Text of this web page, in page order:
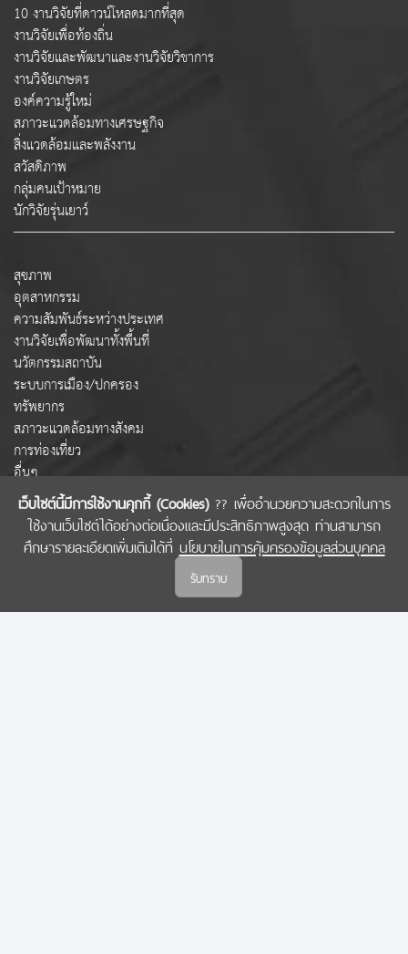
เว็บไซต์นี้มีการใช้งานคุกกี้ (Cookies)?? เพื่ออำนวยความสะดวกในการ
ใช้งานเว็บไซต์ได้อย่างต่อเนื่องและมีประสิทธิภาพสูงสุด ท่านสามารถ
ศึกษารายละเอียดเพิ่มเติมได้ที่ นโยบายในการคุ้มครองข้อมูลส่วนบุคคล
รับทราบ
10 งานวิจัยที่ดาวน์โหลดมากที่สุด
งานวิจัยเพื่อท้องถิ่น
งานวิจัยและพัฒนาและงานวิจัยวิชาการ
งานวิจัยเกษตร
องค์ความรู้ใหม่
สภาวะแวดล้อมทางเศรษฐกิจ
สิ่งแวดล้อมและพลังงาน
สวัสดิภาพ
กลุ่มคนเป้าหมาย
นักวิจัยรุ่นเยาว์
สุขภาพ
อุตสาหกรรม
ความสัมพันธ์ระหว่างประเทศ
งานวิจัยเพื่อพัฒนาทั้งพื้นที่
นวัตกรรมสถาบัน
ระบบการเมือง/ปกครอง
ทรัพยากร
สภาวะแวดล้อมทางสังคม
การท่องเที่ยว
อื่นๆ
COPYRIGHT © 2022 สำนักงานคณะกรรมการส่งเสริมวิทยาศาสตร์ วิจัยและนวัตกรรม
(สกสว.)
นโยบายในการคุ้มครองข้อมูลส่วนบุคคล